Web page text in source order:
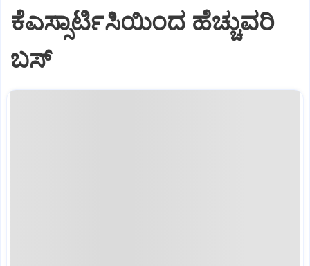
ಕೆಎಸ್ಸಾರ್ಟಿಸಿಯಿಂದ ಹೆಚ್ಚುವರಿ
ಬಸ್‌